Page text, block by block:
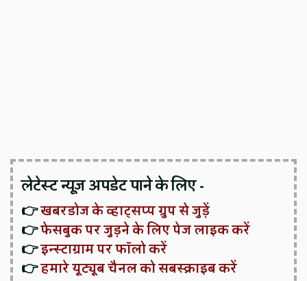
लेटेस्ट न्यूज़ अपडेट पाने के लिए -
👉खबरडोज के व्हाट्सप्प ग्रुप से जुड़ें
👉फेसबुक पर जुड़ने के लिए पेज लाइक करें
👉इन्स्टाग्राम पर फॉलो करें
👉हमारे यूट्यूब चैनल को सबस्क्राइब करें